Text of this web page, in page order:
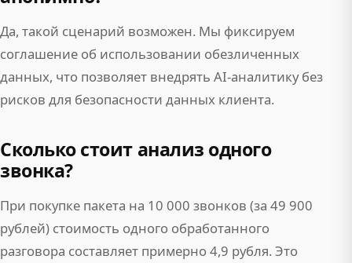
Да, такой сценарий возможен. Мы фиксируем
соглашение об использовании обезличенных
данных, что позволяет внедрять AI-аналитику без
рисков для безопасности данных клиента.
Сколько стоит анализ одного
звонка?
При покупке пакета на 10 000 звонков (за 49 900
рублей) стоимость одного обработанного
разговора составляет примерно 4,9 рубля. Это